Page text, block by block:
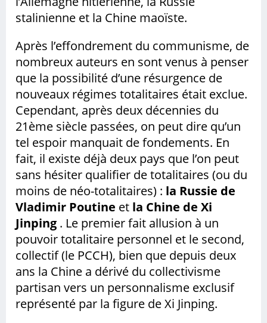
stalinienne et la Chine maoïste.
Après l’effondrement du communisme, de
nombreux auteurs en sont venus à penser
que la possibilité d’une résurgence de
nouveaux régimes totalitaires était exclue.
Cependant, après deux décennies du
21ème siècle passées, on peut dire qu’un
tel espoir manquait de fondements. En
fait, il existe déjà deux pays que l’on peut
sans hésiter qualifier de totalitaires (ou du
moins de néo-totalitaires) : la Russie de
Vladimir Poutine et la Chine de Xi
Jinping . Le premier fait allusion à un
pouvoir totalitaire personnel et le second,
collectif (le PCCH), bien que depuis deux
ans la Chine a dérivé du collectivisme
partisan vers un personnalisme exclusif
représenté par la figure de Xi Jinping.